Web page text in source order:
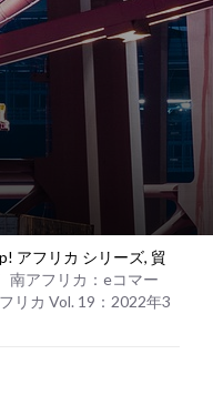
アフリカ シリーズ, 貿
南アフリカ：eコマー
リカ Vol. 19：2022年3